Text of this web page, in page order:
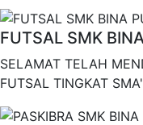
FUTSAL SMK
SELAMAT TELAH
FUTSAL TINGKAT